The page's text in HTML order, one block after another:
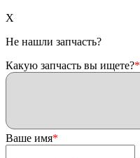
X
Не нашли запчасть?
Какую запчасть вы ищете?*
Ваше имя*